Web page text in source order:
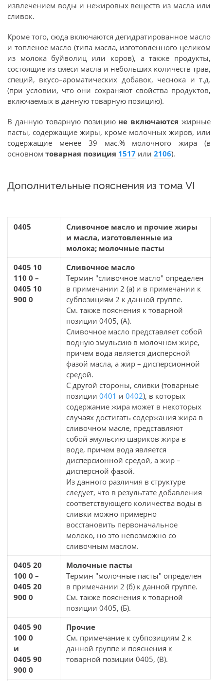
извлечением воды и нежировых веществ из масла или
сливок.
Кроме того, сюда включаются дегидратированное масло
и топленое масло (типа масла, изготовленного целиком
из молока буйволиц или коров), а также продукты,
состоящие из смеси масла и небольших количеств трав,
специй, вкусо–ароматических добавок, чеснока и т.д.
(при условии, что они сохраняют свойства продуктов,
включаемых в данную товарную позицию).
В данную товарную позицию не включаютсяжирные
пасты, содержащие жиры, кроме молочных жиров, или
содержащие менее 39 мас.% молочного жира (в
основном товарная позиция 1517 или 2106).
Дополнительные пояснения из тома VI
0405
Сливочное масло и прочие жиры
и масла, изготовленные из
молока; молочные пасты
0405 10
110 0 –
0405 10
900 0
Сливочное масло
Термин "сливочное масло" определен
в примечании 2 (а) и в примечании к
субпозициям 2 к данной группе.
См. также пояснения к товарной
позиции 0405, (А).
Сливочное масло представляет собой
водную эмульсию в молочном жире,
причем вода является дисперсной
фазой масла, а жир – дисперсионной
средой.
С другой стороны, сливки (товарные
позиции 0401 и 0402), в которых
содержание жира может в некоторых
случаях достигать содержания жира в
сливочном масле, представляют
собой эмульсию шариков жира в
воде, причем вода является
дисперсионной средой, а жир –
дисперсной фазой.
Из данного различия в структуре
следует, что в результате добавления
соответствующего количества воды в
сливки можно примерно
восстановить первоначальное
молоко, но это невозможно со
сливочным маслом.
0405 20
100 0 –
0405 20
900 0
Молочные пасты
Термин "молочные пасты" определен
в примечании 2 (б) к данной группе.
См. также пояснения к товарной
позиции 0405, (Б).
0405 90
100 0
и
0405 90
900 0
Прочие
См. примечание к субпозициям 2 к
данной группе и пояснения к
товарной позиции 0405, (В).